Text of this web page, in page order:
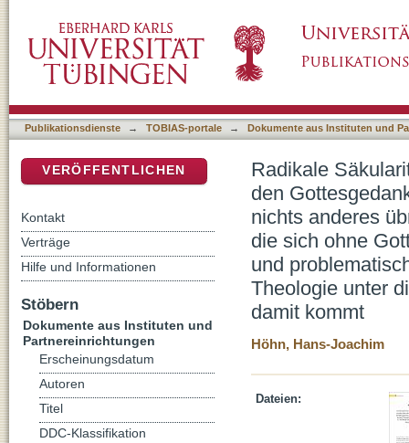
mehr übrig : daher bleibt der Theologie
denken, die sich ohne Gott denken lässt :
Problemlösungen? : H. - J. Höhn skizziert,
und wie weit sie damit kommt
Publikationsdienste → TOBIAS-portale → Dokumente aus Instituten und
Radikale
den
nichts anderes
die sich ohne
und
Theologie unter
damit kommt
Höhn, Hans-Joachim
Dateien:
VERÖFFENTLICHEN
Kontakt
Verträge
Hilfe und Informationen
Stöbern
Dokumente aus Instituten und
Partnereinrichtungen
Erscheinungsdatum
Autoren
Titel
DDC-Klassifikation